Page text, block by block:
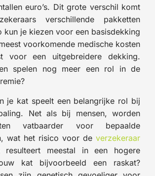
euro’s. Dit grote verschil komt
verschillende pakketten
kun je kiezen voor een basisdekking
voorkomende medische kosten
voor een uitgebreidere dekking.
spelen nog meer een rol in de
je kat speelt een belangrijke rol bij
Net als bij mensen, worden
vatbaarder voor bepaalde
wat het risico voor de verzekeraar
resulteert meestal in een hogere
kat bijvoorbeeld een raskat?